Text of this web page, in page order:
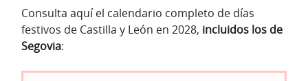
Consulta aquí el calendario completo de días
festivos de Castilla y León en 2028, incluidos los de
Segovia: